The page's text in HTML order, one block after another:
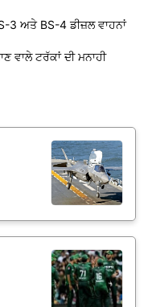
3 ਅਤੇ BS-4 ਡੀਜ਼ਲ ਵਾਹਨਾਂ
ਵਾਲੇ ਟਰੱਕਾਂ ਦੀ ਮਨਾਹੀ